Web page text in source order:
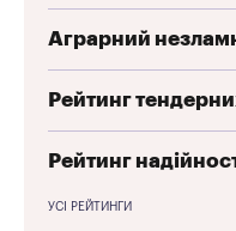
Аграрний
Рейтинг
Рейтинг
УСІ РЕЙТИНГИ